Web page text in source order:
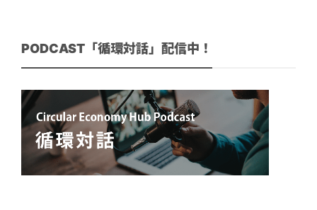
PODCAST「循環対話」配信中！